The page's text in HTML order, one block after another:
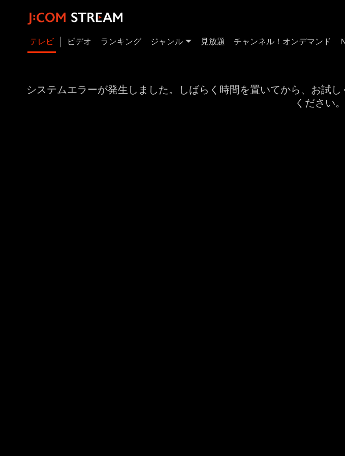
テレビ ビデオ ランキング ジャンル 見放題 チャンネル！オンデマンド
システムエラーが発生しました。しばらく時間を置いてから、お試
ください